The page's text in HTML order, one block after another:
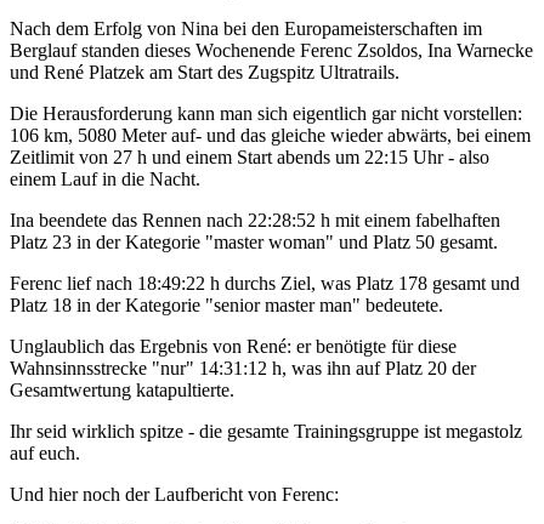
Nach dem Erfolg von Nina bei den Europameisterschaften im
Berglauf standen dieses Wochenende Ferenc Zsoldos, Ina Warnecke
und René Platzek am Start des Zugspitz Ultratrails.
Die Herausforderung kann man sich eigentlich gar nicht vorstellen:
106 km, 5080 Meter auf- und das gleiche wieder abwärts, bei einem
Zeitlimit von 27 h und einem Start abends um 22:15 Uhr - also
einem Lauf in die Nacht.
Ina beendete das Rennen nach 22:28:52 h mit einem fabelhaften
Platz 23 in der Kategorie "master woman" und Platz 50 gesamt.
Ferenc lief nach 18:49:22 h durchs Ziel, was Platz 178 gesamt und
Platz 18 in der Kategorie "senior master man" bedeutete.
Unglaublich das Ergebnis von René: er benötigte für diese
Wahnsinnsstrecke "nur" 14:31:12 h, was ihn auf Platz 20 der
Gesamtwertung katapultierte.
Ihr seid wirklich spitze - die gesamte Trainingsgruppe ist megastolz
auf euch.
Und hier noch der Laufbericht von Ferenc: